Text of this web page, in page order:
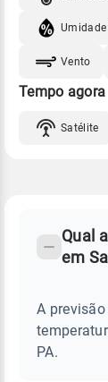
Vento
Tempo agora
Satélite
SAPUCAIA
Perguntas
sobre
chuva
Qual
em
A
PA.